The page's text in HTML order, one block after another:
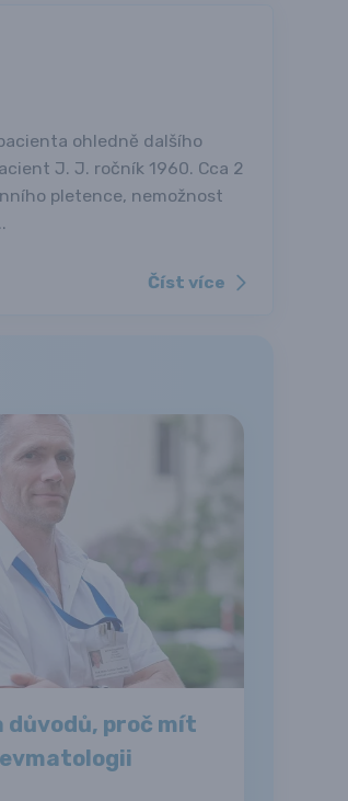
ohledně dalšího
J. J. ročník 1960. Cca 2
pletence, nemožnost
Číst více
důvodů, proč mít